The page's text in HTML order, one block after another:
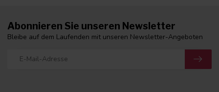
Abonnieren Sie unseren Newsletter
Bleibe auf dem Laufenden mit unseren Newsletter-Angeboten